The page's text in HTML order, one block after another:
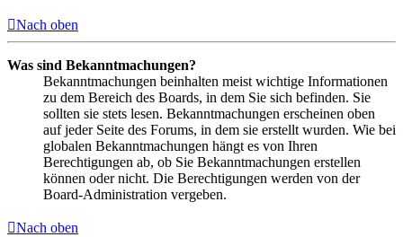
Nach oben
Was sind Bekanntmachungen?
Bekanntmachungen beinhalten meist wichtige Informationen
zu dem Bereich des Boards, in dem Sie sich befinden. Sie
sollten sie stets lesen. Bekanntmachungen erscheinen oben
auf jeder Seite des Forums, in dem sie erstellt wurden. Wie bei
globalen Bekanntmachungen hängt es von Ihren
Berechtigungen ab, ob Sie Bekanntmachungen erstellen
können oder nicht. Die Berechtigungen werden von der
Board-Administration vergeben.
Nach oben